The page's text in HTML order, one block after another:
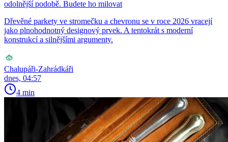
odolnější podobě. Budete ho milovat
Dřevěné parkety ve stromečku a chevronu se v roce 2026 vracejí
jako plnohodnotný designový prvek. A tentokrát s moderní
konstrukcí a silnějšími argumenty.
Chalupáři-Zahrádkáři
dnes, 04:57
4 min